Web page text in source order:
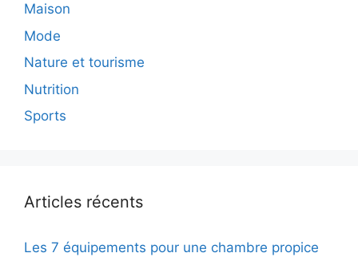
Maison
Mode
Nature et tourisme
Nutrition
Sports
Articles récents
Les 7 équipements pour une chambre propice